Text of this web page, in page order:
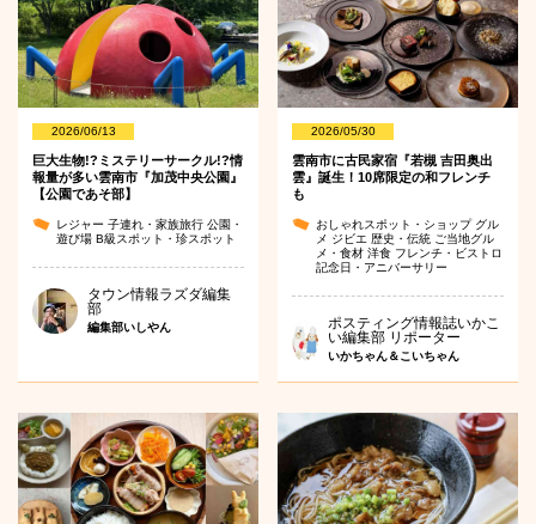
2026/06/13
巨大生物!?ミステリーサークル!?情
報量が多い雲南市『加茂中央公園』
【公園であそ部】
レジャー 子連れ・家族旅行 公園・
遊び場 B級スポット・珍スポット
タウン情報ラズダ編集
部
編集部いしやん
2026/05/30
雲南市に古民家宿『若槻 吉田奥出
雲』誕生！10席限定の和フレンチ
も
おしゃれスポット・ショップ グル
メ ジビエ 歴史・伝統 ご当地グル
メ・食材洋食 フレンチ・ビストロ
記念日・アニバーサリー
ポスティング情報誌いかこ
い編集部 リポーター
いかちゃん＆こいちゃん